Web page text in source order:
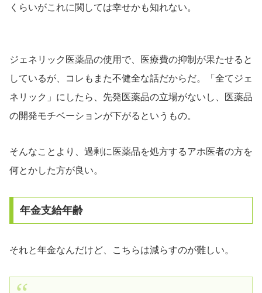
くらいがこれに関しては幸せかも知れない。
ジェネリック医薬品の使用で、医療費の抑制が果たせると
しているが、コレもまた不健全な話だからだ。「全てジェ
ネリック」にしたら、先発医薬品の立場がないし、医薬品
の開発モチベーションが下がるというもの。
そんなことより、過剰に医薬品を処方するアホ医者の方を
何とかした方が良い。
年金支給年齢
それと年金なんだけど、こちらは減らすのが難しい。